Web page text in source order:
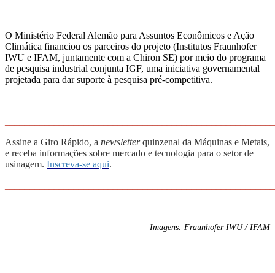
O Ministério Federal Alemão para Assuntos Econômicos e Ação
Climática financiou os parceiros do projeto (Institutos Fraunhofer
IWU e IFAM, juntamente com a Chiron SE) por meio do programa
de pesquisa industrial conjunta IGF, uma iniciativa governamental
projetada para dar suporte à pesquisa pré-competitiva.
Assine a Giro Rápido, a newsletterquinzenal da Máquinas e Metais,
e receba informações sobre mercado e tecnologia para o setor de
usinagem. Inscreva-se aqui.
Imagens: Fraunhofer IWU / IFAM